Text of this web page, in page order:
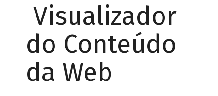
Visualizador
do Conteúdo
da Web